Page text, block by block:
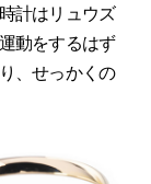
計はリュウズ
動をするはず
、せっかくの